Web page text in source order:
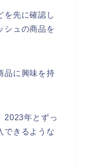
を先に確認し
シュの商品を
品に興味を持
2023年とずっ
できるような